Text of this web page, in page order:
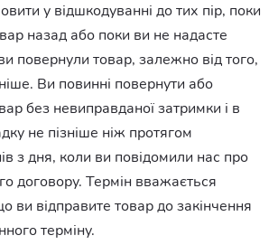
у відшкодуванні до тих пір, поки
назад або поки ви не надасте
повернули товар, залежно від того,
Ви повинні повернути або
без невиправданої затримки і в
не пізніше ніж протягом
з дня, коли ви повідомили нас про
договору. Термін вважається
ви відправите товар до закінчення
терміну.